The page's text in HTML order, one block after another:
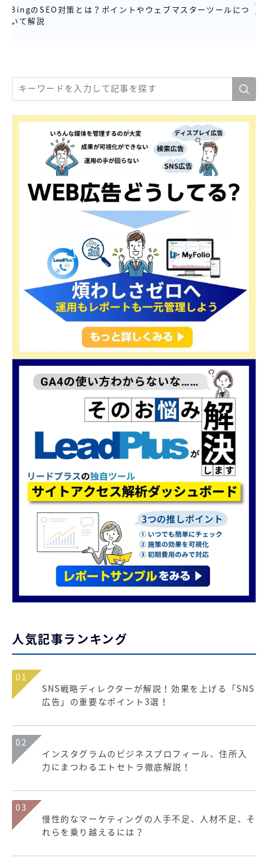
BingのSEO対策とは？ポイントやウェブマスターツールにつ
いて解説
人気記事ランキング
01
SNS戦略ディレクターが解説！効果を上げる「SNS
広告」の重要なポイント3選！
02
インスタグラムのビジネスプロフィール、住所入
力にまつわるエトセトラ徹底解説！
03
慢性的なマーケティングの人手不足、人材不足、そ
れらを乗り越えるには？